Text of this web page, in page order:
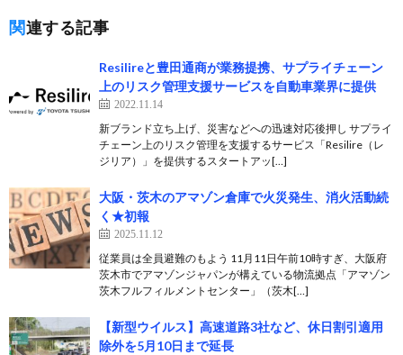
関連する記事
Resilireと豊田通商が業務提携、サプライチェーン
上のリスク管理支援サービスを自動車業界に提供
2022.11.14
新ブランド立ち上げ、災害などへの迅速対応後押し サプライ
チェーン上のリスク管理を支援するサービス「Resilire（レ
ジリア）」を提供するスタートアッ[…]
大阪・茨木のアマゾン倉庫で火災発生、消火活動続
く★初報
2025.11.12
従業員は全員避難のもよう 11月11日午前10時すぎ、大阪府
茨木市でアマゾンジャパンが構えている物流拠点「アマゾン
茨木フルフィルメントセンター」（茨木[…]
【新型ウイルス】高速道路3社など、休日割引適用
除外を5月10日まで延長